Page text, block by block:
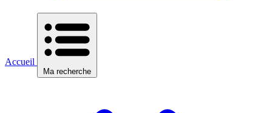
Accueil
Ma recherche